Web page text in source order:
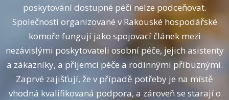
poskytování dostupné péčí nelze podceňovat.
Společnosti organizované v Rakouské hospodářské
komoře fungují jako spojovací článek mezi
nezávislými poskytovateli osobní péče, jejich asistenty
a zákazníky, a příjemci péče a rodinnými příbuznými.
Zaprvé zajišťují, že v případě potřeby je na místě
vhodná kvalifikovaná podpora, a zároveň se starají o